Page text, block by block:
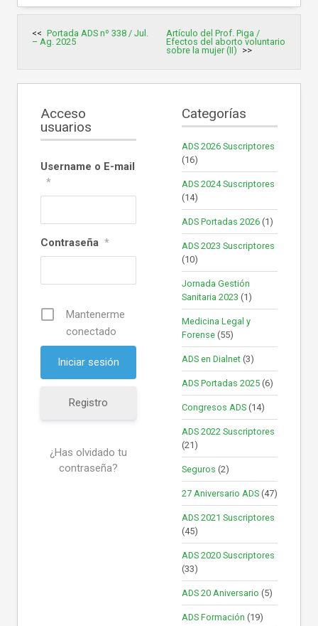
de
entradas
Portada ADS nº 338 / Jul.
– Ag. 2025
Artículo del Prof. Piga /
Efectos del aborto voluntario
sobre la mujer (II)
Acceso
usuarios
Username o E-mail
*
Contraseña *
Mantenerme
conectado
Registro
¿Has olvidado tu
contraseña?
Categorías
ADS 2026 Suscriptores
(16)
ADS 2024 Suscriptores
(14)
ADS Portadas 2026 (1)
ADS 2023 Suscriptores
(10)
Jornada Gestión
Sanitaria 2023 (1)
Medicina Legal y
Forense (55)
ADS en Dialnet (3)
ADS Portadas 2025 (6)
Congresos ADS (14)
ADS 2022 Suscriptores
(21)
Seguros (2)
27 Aniversario ADS (47)
ADS 2021 Suscriptores
(45)
ADS 2020 Suscriptores
(33)
ADS 20 Aniversario (5)
ADS Formación (19)